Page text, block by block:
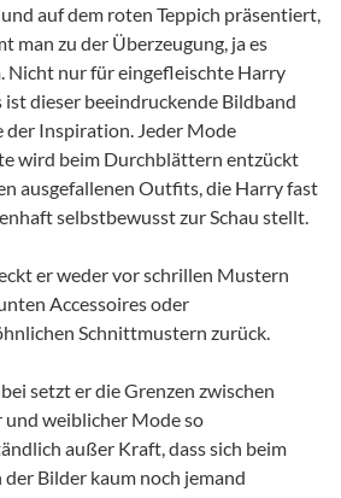
auf dem roten Teppich präsentiert,
man zu der Überzeugung, ja es
Nicht nur für eingefleischte Harry
ist dieser beeindruckende Bildband
der Inspiration. Jeder Mode
wird beim Durchblättern entzückt
ausgefallenen Outfits, die Harry fast
selbstbewusst zur Schau stellt.
er weder vor schrillen Mustern
Accessoires oder
Schnittmustern zurück.
setzt er die Grenzen zwischen
und weiblicher Mode so
außer Kraft, dass sich beim
Bilder kaum noch jemand